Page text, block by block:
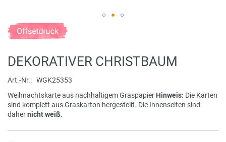
Zum
Anfang
Bildergalerie
DEKORATIVER CHRISTBAUM
Art.-Nr.
WGK25353
Weihnachtskarte aus nachhaltigem Graspapier Hinweis: Die Karten
sind komplett aus Graskarton hergestellt. Die Innenseiten sind
dahernicht weiß.